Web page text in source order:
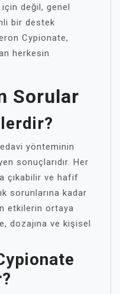
değil, genel
bir destek
Cypionate,
herkesin
Sorular
yönteminin
sonuçlarıdır. Her
çıkabilir ve hafif
sorunlarına kadar
etkilerin ortaya
dozajına ve kişisel